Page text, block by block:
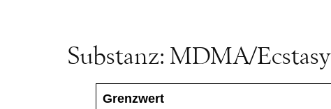
Substanz: MDMA/Ecstasy
Grenzwert